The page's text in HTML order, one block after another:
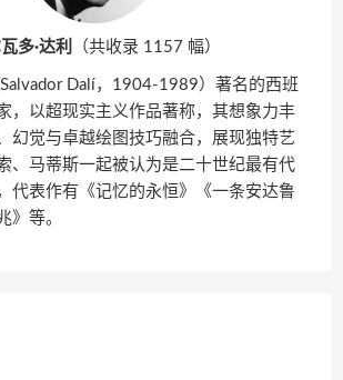
多·达利 （共收录 1157 幅）
Dalí，1904-1989）著名的西班
，以超现实主义作品著称，其想象力丰
幻觉与卓越绘图技巧融合，展现独特艺
、马蒂斯一起被认为是二十世纪最有代
代表作有《记忆的永恒》《一条安达鲁
》等。